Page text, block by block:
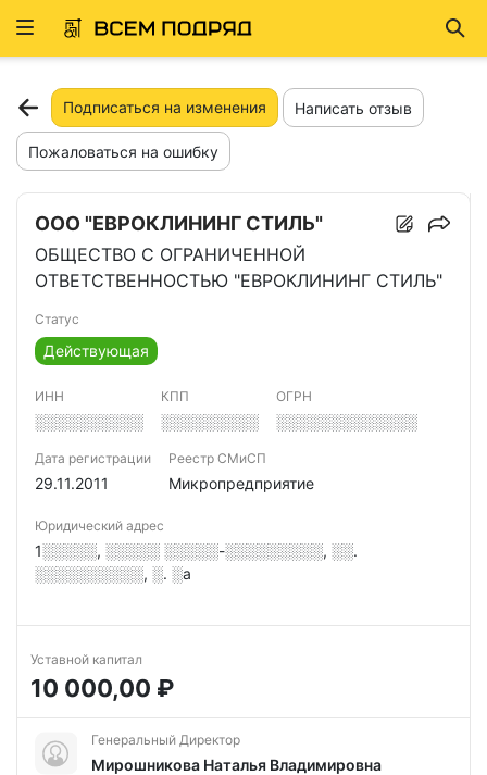
Развернуть
Подписаться на изменения Написать отзыв
Пожаловаться на ошибку
ООО "ЕВРОКЛИНИНГ СТИЛЬ"
ОБЩЕСТВО С ОГРАНИЧЕННОЙ
ОТВЕТСТВЕННОСТЬЮ "ЕВРОКЛИНИНГ СТИЛЬ"
Статус
Действующая
ИНН
░░░░░░░░░░
КПП
░░░░░░░░░
ОГРН
░░░░░░░░░░░░░
Дата регистрации
29.11.2011
Реестр СМиСП
Микропредприятие
Юридический адрес
1░░░░░, ░░░░░ ░░░░░-░░░░░░░░░, ░░.
░░░░░░░░░░, ░. ░а
Уставной капитал
10 000,00 ₽
Генеральный Директор
Мирошникова Наталья Владимировна